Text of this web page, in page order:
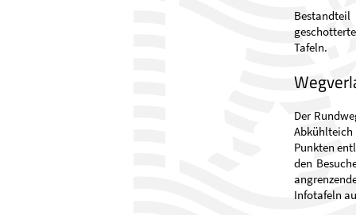
Tafeln.
Der
Punkten
den
Infotafeln